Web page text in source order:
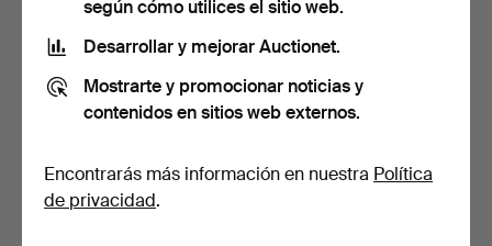
seleccionado
según cómo utilices el sitio web.
Desarrollar y mejorar Auctionet.
Mostrarte y promocionar noticias y
contenidos en sitios web externos.
Encontrarás más información en nuestra Política
de privacidad.